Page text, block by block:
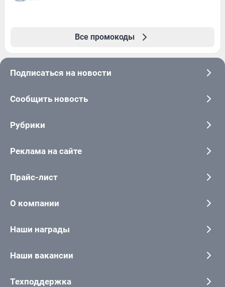
Все промокоды
Подписаться на новости
Сообщить новость
Рубрики
Реклама на сайте
Прайс-лист
О компании
Наши награды
Наши вакансии
Техподдержка